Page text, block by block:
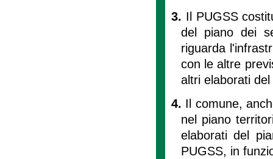
3. Il PUGSS
del piano dei
riguarda
con le altre
altri elaborati
4. Il comune,
nel piano
elaborati del
PUGSS, in